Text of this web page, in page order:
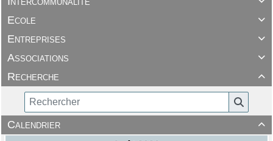

Ecole

Entreprises

Associations

Recherche

Calendrier